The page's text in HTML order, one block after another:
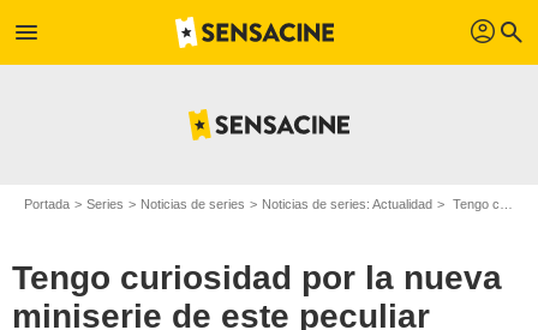
menu profil search
Portada Series Noticias de series Noticias de series: Actualidad Tengo curiosidad por la nueva miniserie de este peculiar creador: su anterior serie fue un fenómeno en Netflix que nos pilló por sorpresa
Tengo curiosidad por la nueva
miniserie de este peculiar